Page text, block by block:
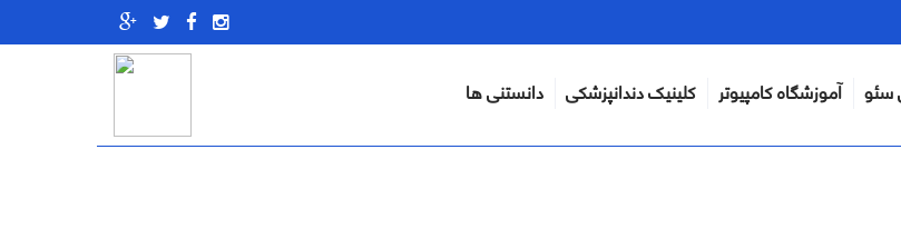
سئو آموزشگاه کامپیوتر کلینیک دندانپزشکی دانستنی ها